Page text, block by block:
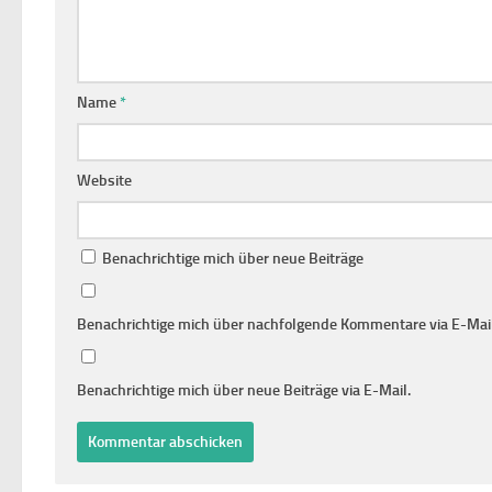
Name*
Website
Benachrichtige mich über neue Beiträge
Benachrichtige mich über nachfolgende Kommentare via E-
Benachrichtige mich über neue Beiträge via E-Mail.